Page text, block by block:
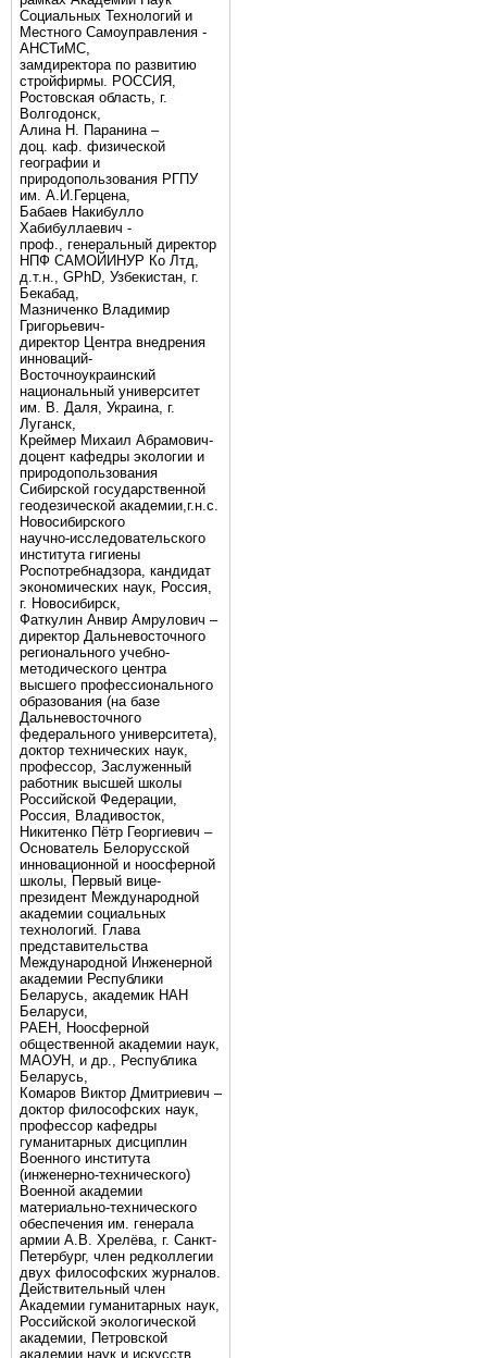
Социальных Технологий и
Местного Самоуправления -
АНСТиМС,
замдиректора по развитию
стройфирмы. РОССИЯ,
Ростовская область, г.
Волгодонск,
Алина Н. Паранина –
доц. каф. физической
географии и
природопользования РГПУ
им. А.И.Герцена,
Бабаев Накибулло
Хабибуллаевич -
проф., генеральный директор
НПФ САМОЙИНУР Ко Лтд,
д.т.н., GPhD, Узбекистан, г.
Бекабад,
Мазниченко Владимир
Григорьевич-
директор Центра внедрения
инноваций-
Восточноукраинский
национальный университет
им. В. Даля, Украина, г.
Луганск,
Креймер Михаил Абрамович-
доцент кафедры экологии и
природопользования
Сибирской государственной
геодезической академии,г.н.с.
Новосибирского
научно-исследовательского
института гигиены
Роспотребнадзора, кандидат
экономических наук, Россия,
г. Новосибирск,
Фаткулин Анвир Амрулович –
директор Дальневосточного
регионального учебно-
методического центра
высшего профессионального
образования (на базе
Дальневосточного
федерального университета),
доктор технических наук,
профессор, Заслуженный
работник высшей школы
Российской Федерации,
Россия, Владивосток,
Никитенко Пётр Георгиевич –
Основатель Белорусской
инновационной и ноосферной
школы, Первый вице-
президент Международной
академии социальных
технологий. Глава
представительства
Международной Инженерной
академии Республики
Беларусь, академик НАН
Беларуси,
РАЕН, Ноосферной
общественной академии наук,
МАОУН, и др., Республика
Беларусь,
Комаров Виктор Дмитриевич –
доктор философских наук,
профессор кафедры
гуманитарных дисциплин
Военного института
(инженерно-технического)
Военной академии
материально-технического
обеспечения им. генерала
армии А.В. Хрелёва, г. Санкт-
Петербург, член редколлегии
двух философских журналов.
Действительный член
Академии гуманитарных наук,
Российской экологической
академии, Петровской
академии наук и искусств,